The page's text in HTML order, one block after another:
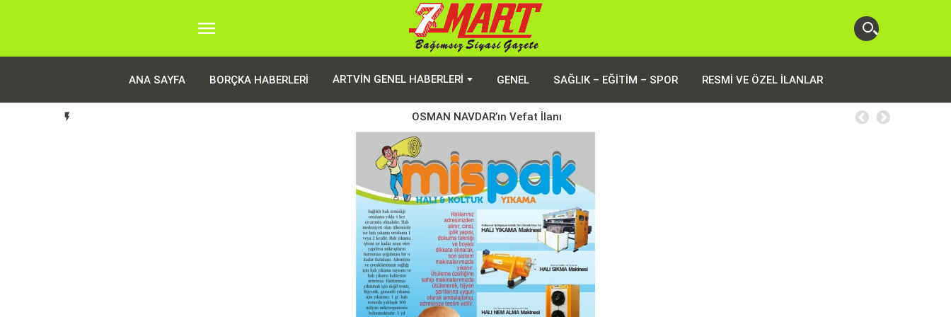

ANA SAYFA BORÇKA HABERLERI ARTVIN GENEL HABERLERI GENEL SAĞLIK – EĞITIM – SPOR RESMI VE ÖZEL İLANLAR
 OSMAN NAVDAR’ın Vefat İlanı